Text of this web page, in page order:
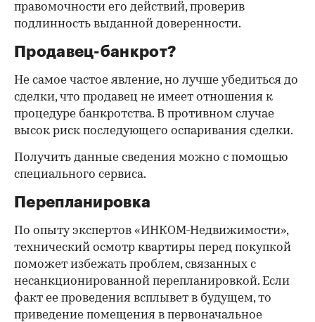
правомочности его действий, проверив
подлинность выданной доверенности.
Продавец-банкрот?
Не самое частое явление, но лучше убедиться до
сделки, что продавец не имеет отношения к
процедуре банкротства. В противном случае
высок риск последующего оспаривания сделки.
Получить данные сведения можно с помощью
специального сервиса.
Перепланировка
По опыту экспертов «ИНКОМ-Недвижимости»,
технический осмотр квартиры перед покупкой
поможет избежать проблем, связанных с
несанкционированной перепланировкой. Если
факт ее проведения всплывет в будущем, то
приведение помещения в первоначальное